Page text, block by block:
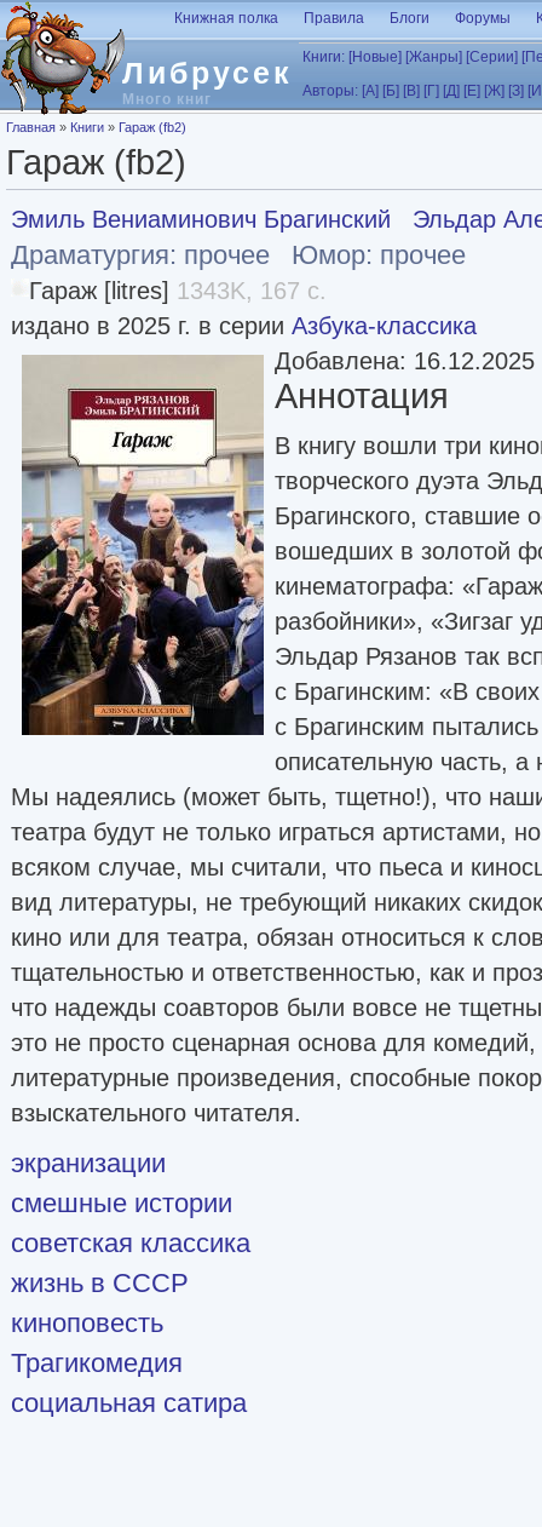
Перейти к основному содержанию
Либрусек
Много книг
Книжная полка Правила Блоги Форумы
Книги: [Новые] [Жанры] [Серии]
Авторы: [А] [Б] [В] [Г] [Д] [Е] [Ж] [З]
Вы здесь
Главная » Книги » Гараж (fb2)
Гараж (fb2)
Эмиль Вениаминович Брагинский Эльдар
Драматургия: прочее Юмор: прочее
Гараж [litres] 1343K, 167 с.
издано в 2025 г. в серии Азбука-классика
Добавлена: 16.12.2025
Аннотация
В книгу вошли три
творческого дуэта
Брагинского, ставшие
вошедших в золотой
кинематографа:
разбойники», «Зигзаг
Эльдар Рязанов так
с Брагинским: «В
с Брагинским
описательную часть,
Мы надеялись (может быть, тщетно!), что
театра будут не только играться артистами,
всяком случае, мы считали, что пьеса и
вид литературы, не требующий никаких
кино или для театра, обязан относиться к
тщательностью и ответственностью, как и
что надежды соавторов были вовсе не
это не просто сценарная основа для
литературные произведения, способные
взыскательного читателя.
экранизации
смешные истории
советская классика
жизнь в СССР
киноповесть
Трагикомедия
социальная сатира